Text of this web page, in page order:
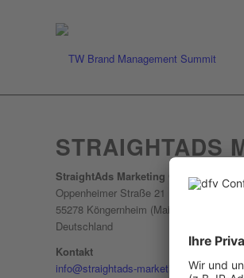
STRAIGHTADS
StraightAds Marketing GmbH
Oppenheimer Straße 21
55278 Köngernheim (Mainz)
Deutschland
Kontakt
info@straightads-marketing.de